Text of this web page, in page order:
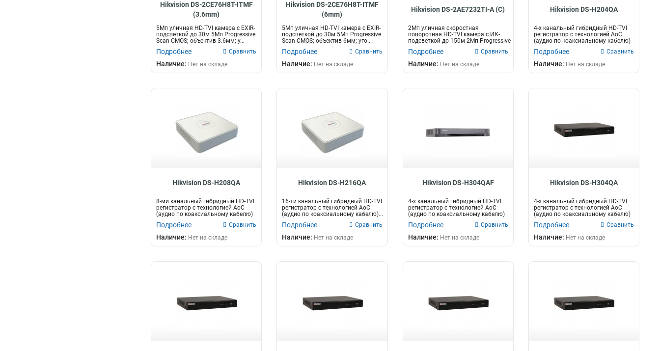
Hikvision DS-2CE76H8T-ITMF
(3.6mm)
5Мп уличная HD-TVI камера с EXIR-
подсветкой до 30м 5Мп Progressive
Scan CMOS; объектив 3.6мм; у...
Подробнее Сравнить
Наличие: Нет на складе
Hikvision DS-2CE76H8T-ITMF
(6mm)
5Мп уличная HD-TVI камера с EXIR-
подсветкой до 30м 5Мп Progressive
Scan CMOS; объектив 6мм; уго...
Подробнее Сравнить
Наличие: Нет на складе
Hikvision DS-2AE7232TI-A (C)
2Мп уличная скоростная
поворотная HD-TVI камера с ИК-
подсветкой до 150м 2Мп Progressive
Scan CM...
Подробнее Сравнить
Наличие: Нет на складе
Hikvision DS-H204QA
4-х канальный гибридный HD-TVI
регистратор c технологией AoC
(аудио по коаксиальному кабелю)
Подробнее Сравнить
Наличие: Нет на складе
Hikvision DS-H208QA
8-ми канальный гибридный HD-TVI
регистратор c технологией AoC
(аудио по коаксиальному кабелю)
Подробнее Сравнить
Наличие: Нет на складе
Hikvision DS-H216QA
16-ти канальный гибридный HD-TVI
регистратор c технологией AoC
(аудио по коаксиальному кабелю)...
Подробнее Сравнить
Наличие: Нет на складе
Hikvision DS-H304QAF
4-х канальный гибридный HD-TVI
регистратор c технологией AoC
(аудио по коаксиальному кабелю)
Подробнее Сравнить
Наличие: Нет на складе
Hikvision DS-H304QA
4-х канальный гибридный HD-TVI
регистратор c технологией AoC
(аудио по коаксиальному кабелю)
Подробнее Сравнить
Наличие: Нет на складе